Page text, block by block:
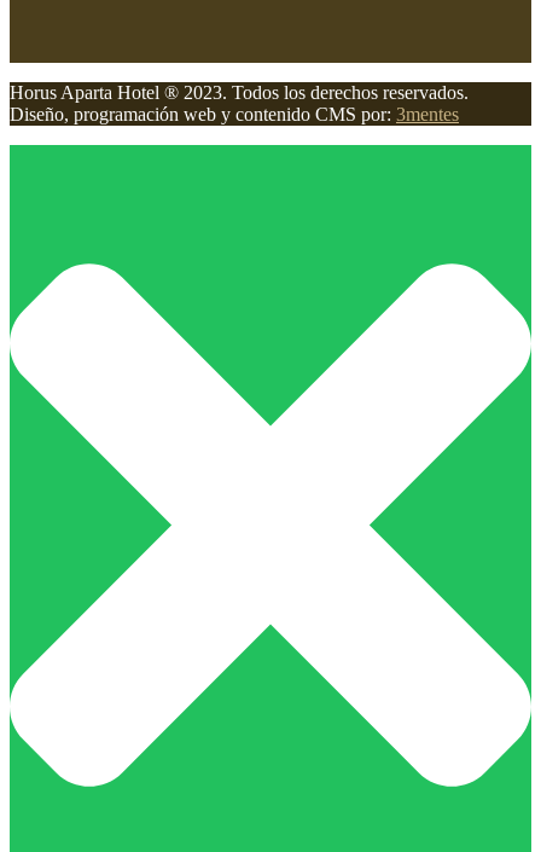
Horus Aparta Hotel ® 2023. Todos los derechos reservados.
Diseño, programación web y contenido CMS por: 3mentes